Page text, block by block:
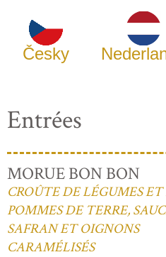
Česky
Entrées
MORUE BON BON
CROÛTE DE LÉGUMES ET
POMMES DE TERRE,
SAFRAN ET OIGNONS
CARAMÉLISÉS